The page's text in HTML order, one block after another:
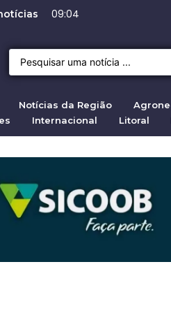
08:02
Notícias da Região
Internacional Litoral